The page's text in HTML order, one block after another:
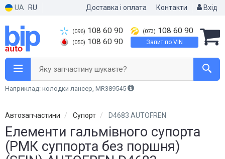
UA RU Доставка і оплата Контакти Вхід
(096) 108 60 90
(050) 108 60 90
(073) 108 60 90
Запит по VIN
Яку запчастину шукаєте?
Наприклад: колодки лансер, MR389545
Автозапчастини Супорт D4683 AUTOFREN
Елементи гальмівного супорта
(РМК суппорта без поршня)